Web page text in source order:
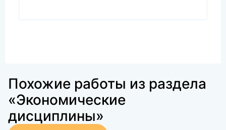
Похожие работы из раздела
«Экономические
дисциплины»